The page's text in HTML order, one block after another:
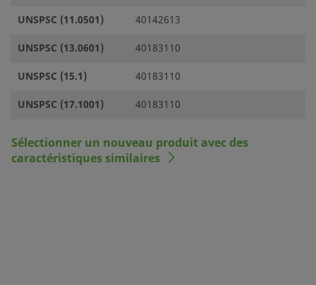
UNSPSC (11.0501)
40142613
UNSPSC (13.0601)
40183110
UNSPSC (15.1)
40183110
UNSPSC (17.1001)
40183110
Sélectionner un nouveau produit avec des
caractéristiques similaires